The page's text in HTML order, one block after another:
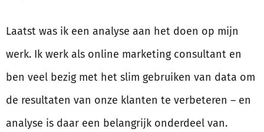
Laatst was ik een analyse aan het doen op mijn
werk. Ik werk als online marketing consultant en
ben veel bezig met het slim gebruiken van data om
de resultaten van onze klanten te verbeteren – en
analyse is daar een belangrijk onderdeel van.